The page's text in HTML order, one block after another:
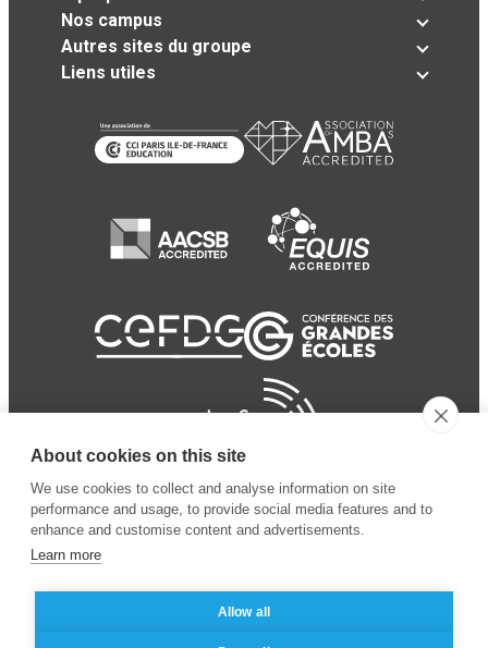
Nos campus
Autres sites du groupe
Liens utiles
Mentions légales
About cookies on this site
We use cookies to collect and analyse information on site
performance and usage, to provide social media features and to
enhance and customise content and advertisements.
Learn more
Allow all